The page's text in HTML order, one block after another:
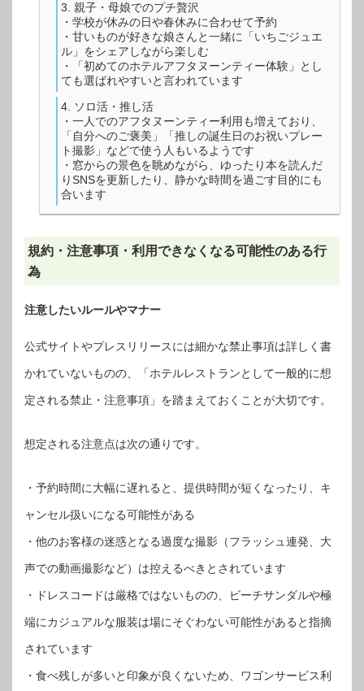
親子・母娘でのプチ贅沢
・学校が休みの日や春休みに合わせて予約
・甘いものが好きな娘さんと一緒に「いちごジュエ
ル」をシェアしながら楽しむ
・「初めてのホテルアフタヌーンティー体験」とし
ても選ばれやすいと言われています
ソロ活・推し活
・一人でのアフタヌーンティー利用も増えており、
「自分へのご褒美」「推しの誕生日のお祝いプレー
ト撮影」などで使う人もいるようです
・窓からの景色を眺めながら、ゆったり本を読んだ
りSNSを更新したり、静かな時間を過ごす目的にも
合います
規約・注意事項・利用できなくなる可能性のある行
為
注意したいルールやマナー
公式サイトやプレスリリースには細かな禁止事項は詳しく書
かれていないものの、「ホテルレストランとして一般的に想
定される禁止・注意事項」を踏まえておくことが大切です。
想定される注意点は次の通りです。
・予約時間に大幅に遅れると、提供時間が短くなったり、キ
ャンセル扱いになる可能性がある
・他のお客様の迷惑となる過度な撮影（フラッシュ連発、大
声での動画撮影など）は控えるべきとされています
・ドレスコードは厳格ではないものの、ビーチサンダルや極
端にカジュアルな服装は場にそぐわない可能性があると指摘
されています
・食べ残しが多いと印象が良くないため、ワゴンサービス利